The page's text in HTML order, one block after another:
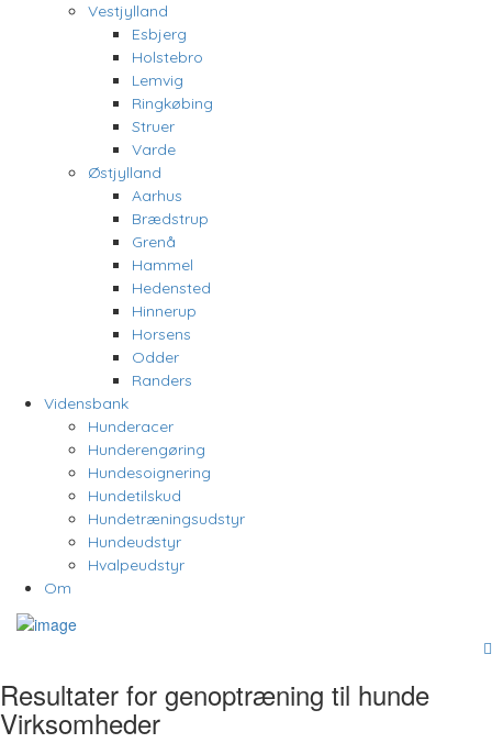
Vestjylland
Esbjerg
Holstebro
Lemvig
Ringkøbing
Struer
Varde
Østjylland
Aarhus
Brædstrup
Grenå
Hammel
Hedensted
Hinnerup
Horsens
Odder
Randers
Vidensbank
Hunderacer
Hunderengøring
Hundesoignering
Hundetilskud
Hundetræningsudstyr
Hundeudstyr
Hvalpeudstyr
Om
Resultater for genoptræning til hunde
Virksomheder